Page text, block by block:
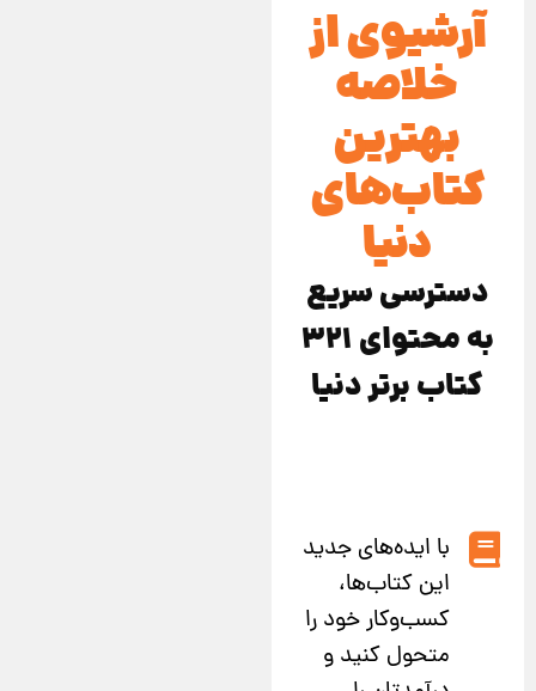
آرشیوی از
خلاصه
بهترین
کتاب‌های
دنیا
دسترسی سریع
به محتوای 321
کتاب برتر دنیا
با ایده‌های جدید
این کتاب‌ها،
کسب‌وکار خود را
متحول کنید و